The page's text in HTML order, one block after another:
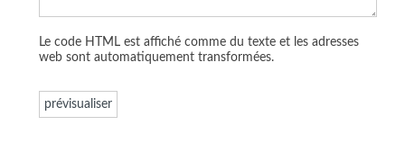
Le code HTML est affiché comme du texte et les adresses
web sont automatiquement transformées.